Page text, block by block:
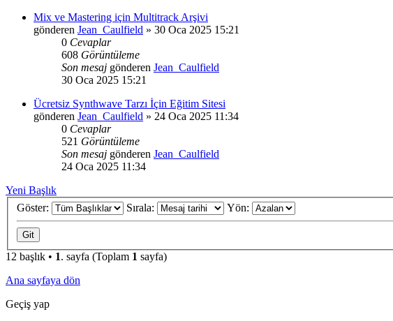
Mix ve Mastering için Multitrack Arşivi
gönderen Jean_Caulfield » 30 Oca 2025 15:21
0 Cevaplar
608 Görüntüleme
Son mesaj gönderen Jean_Caulfield
30 Oca 2025 15:21
Ücretsiz Synthwave Tarzı İçin Eğitim Sitesi
gönderen Jean_Caulfield » 24 Oca 2025 11:34
0 Cevaplar
521 Görüntüleme
Son mesaj gönderen Jean_Caulfield
24 Oca 2025 11:34
Yeni Başlık
Göster:
Sırala: Yön:
12 başlık • 1. sayfa (Toplam 1 sayfa)
Ana sayfaya dön
Geçiş yap